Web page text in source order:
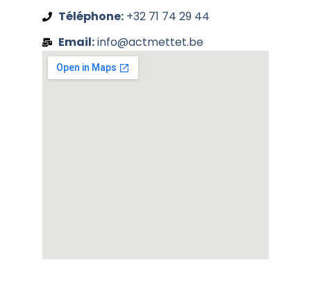
Téléphone:+32 71 74 29 44
Email:info@actmettet.be